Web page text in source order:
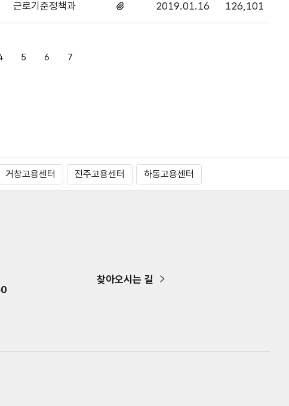
근로기준정책과
첨부파일
있음
2019.01.16 126,101
5 6 7
거창고용센터 진주고용센터 하동고용센터
찾아오시는 길